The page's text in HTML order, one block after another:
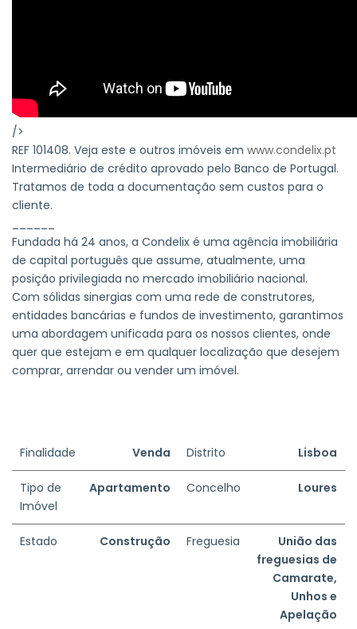
/>
REF 101408. Veja este e outros imóveis em www.condelix.pt
Intermediário de crédito aprovado pelo Banco de Portugal.
Tratamos de toda a documentação sem custos para o
cliente.
Fundada há 24 anos, a Condelix é uma agência imobiliária
de capital português que assume, atualmente, uma
posição privilegiada no mercado imobiliário nacional.
Com sólidas sinergias com uma rede de construtores,
entidades bancárias e fundos de investimento, garantimos
uma abordagem unificada para os nossos clientes, onde
quer que estejam e em qualquer localização que desejem
comprar, arrendar ou vender um imóvel.
Finalidade Venda Distrito Lisboa
Tipo de
Imóvel
Apartamento Concelho Loures
Estado Construção Freguesia
União das
freguesias de
Camarate,
Unhos e
Apelação